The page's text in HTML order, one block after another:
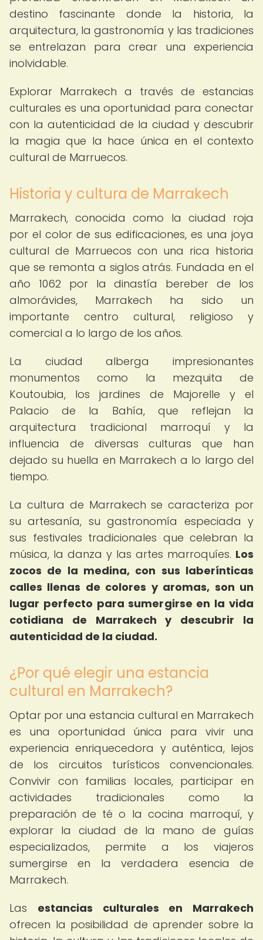
destino fascinante donde la historia, la
arquitectura, la gastronomía y las tradiciones
se entrelazan para crear una experiencia
inolvidable.
Explorar Marrakech a través de estancias
culturales es una oportunidad para conectar
con la autenticidad de la ciudad y descubrir
la magia que la hace única en el contexto
cultural de Marruecos.
Historia y cultura de Marrakech
Marrakech, conocida como la ciudad roja
por el color de sus edificaciones, es una joya
cultural de Marruecos con una rica historia
que se remonta a siglos atrás. Fundada en el
año 1062 por la dinastía bereber de los
almorávides, Marrakech ha sido un
importante centro cultural, religioso y
comercial a lo largo de los años.
La ciudad alberga impresionantes
monumentos como la mezquita de
Koutoubia, los jardines de Majorelle y el
Palacio de la Bahía, que reflejan la
arquitectura tradicional marroquí y la
influencia de diversas culturas que han
dejado su huella en Marrakech a lo largo del
tiempo.
La cultura de Marrakech se caracteriza por
su artesanía, su gastronomía especiada y
sus festivales tradicionales que celebran la
música, la danza y las artes marroquíes. Los
zocos de la medina, con sus laberínticas
calles llenas de colores y aromas, son un
lugar perfecto para sumergirse en la vida
cotidiana de Marrakech y descubrir la
autenticidad de la ciudad.
¿Por qué elegir una estancia
cultural en Marrakech?
Optar por una estancia cultural en Marrakech
es una oportunidad única para vivir una
experiencia enriquecedora y auténtica, lejos
de los circuitos turísticos convencionales.
Convivir con familias locales, participar en
actividades tradicionales como la
preparación de té o la cocina marroquí, y
explorar la ciudad de la mano de guías
especializados, permite a los viajeros
sumergirse en la verdadera esencia de
Marrakech.
Las estancias culturales en Marrakech
ofrecen la posibilidad de aprender sobre la